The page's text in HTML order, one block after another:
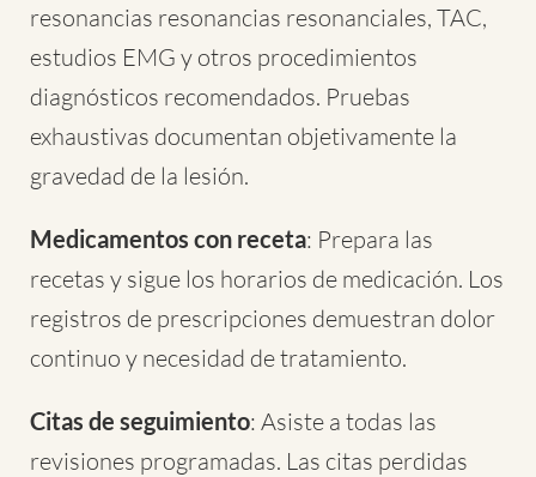
resonancias resonancias resonanciales, TAC,
estudios EMG y otros procedimientos
diagnósticos recomendados. Pruebas
exhaustivas documentan objetivamente la
gravedad de la lesión.
Medicamentos con receta: Prepara las
recetas y sigue los horarios de medicación. Los
registros de prescripciones demuestran dolor
continuo y necesidad de tratamiento.
Citas de seguimiento: Asiste a todas las
revisiones programadas. Las citas perdidas